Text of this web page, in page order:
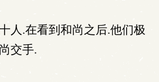
人.在看到和尚之后.他们极
交手.